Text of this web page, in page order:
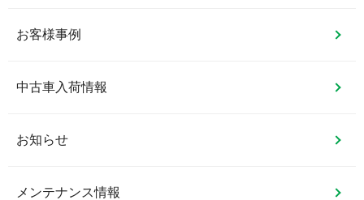
お客様事例
中古車入荷情報
お知らせ
メンテナンス情報